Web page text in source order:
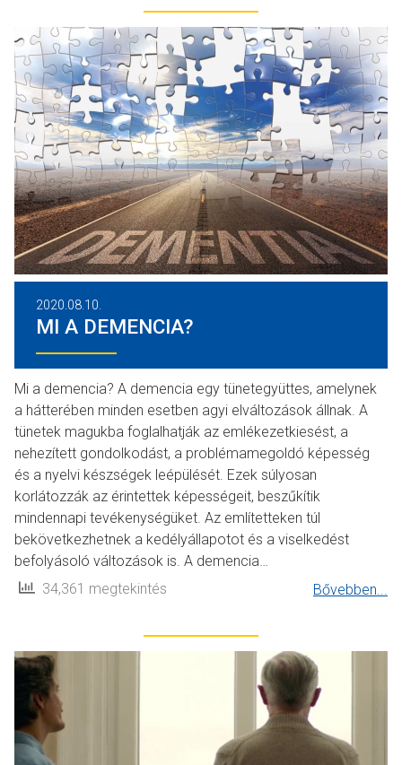
2020.08.10.
MI A DEMENCIA?
Mi a demencia? A demencia egy tünetegyüttes, amelynek
a hátterében minden esetben agyi elváltozások állnak. A
tünetek magukba foglalhatják az emlékezetkiesést, a
nehezített gondolkodást, a problémamegoldó képesség
és a nyelvi készségek leépülését. Ezek súlyosan
korlátozzák az érintettek képességeit, beszűkítik
mindennapi tevékenységüket. Az említetteken túl
bekövetkezhetnek a kedélyállapotot és a viselkedést
befolyásoló változások is. A demencia…
34,361 megtekintés
Bővebben...